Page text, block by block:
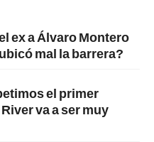
ex a Álvaro Montero
mal la barrera?
el primer
va a ser muy